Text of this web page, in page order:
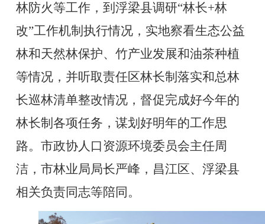
林防火等工作，到浮梁县调研“林长+林
改”工作机制执行情况，实地察看生态公益
林和天然林保护、竹产业发展和油茶种植
等情况，并听取责任区林长制落实和总林
长巡林清单整改情况，督促完成好今年的
林长制各项任务，谋划好明年的工作思
路。市政协人口资源环境委员会主任周
洁，市林业局局长严峰，昌江区、浮梁县
相关负责同志等陪同。